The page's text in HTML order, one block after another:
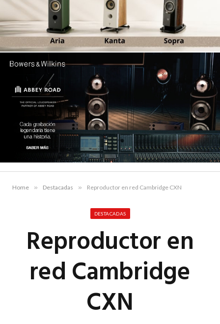
Home » Destacadas » Reproductor en red Cambridge CXN
DESTACADAS
Reproductor en
red Cambridge
CXN